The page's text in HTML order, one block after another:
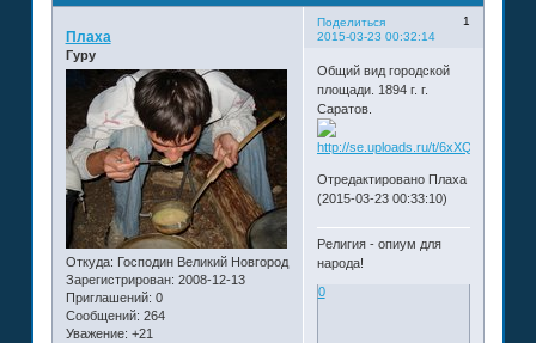
Поделиться
1
2015-03-23 00:32:14
Плаха
Гуру
Откуда: Господин Великий Новгород
Зарегистрирован: 2008-12-13
Приглашений: 0
Сообщений: 264
Уважение: +21
Общий вид городской
площади. 1894 г. г.
Саратов.
Отредактировано Плаха
(2015-03-23 00:33:10)
Религия - опиум для
народа!
0